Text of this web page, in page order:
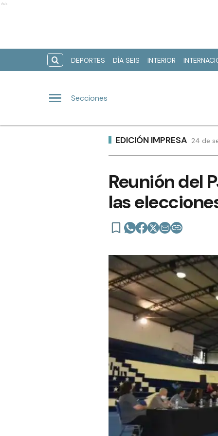
Ads
DEPORTES DÍA SEIS INTERIOR
Secciones
EDICIÓN IMPRESA 24 de
Reunión del
las